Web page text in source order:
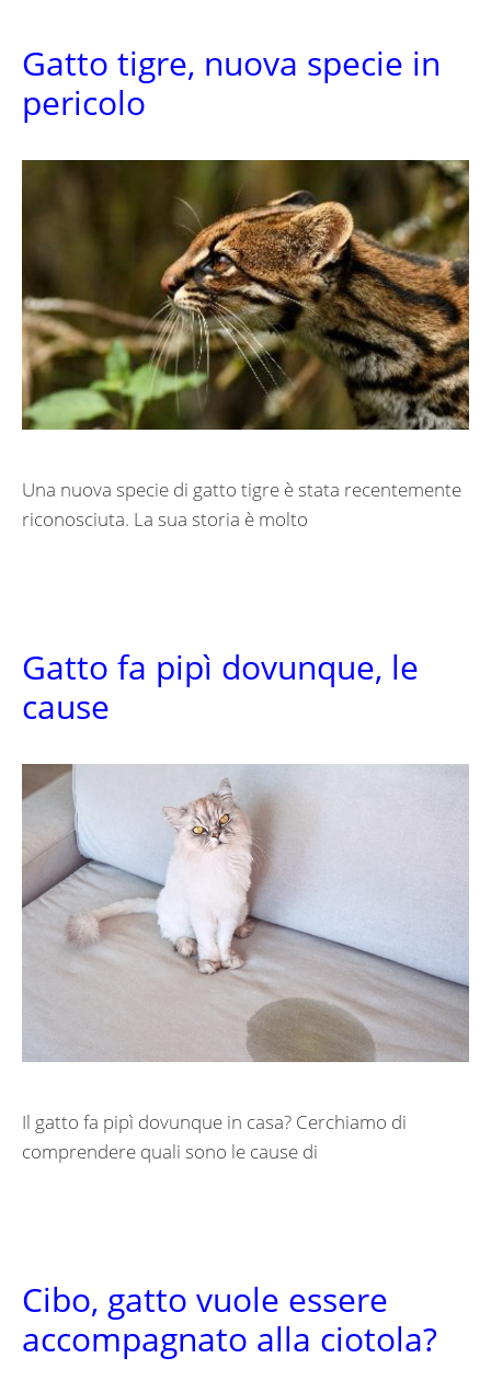
Gatto tigre, nuova specie in
pericolo
Una nuova specie di gatto tigre è stata recentemente
riconosciuta. La sua storia è molto
Gatto fa pipì dovunque, le
cause
Il gatto fa pipì dovunque in casa? Cerchiamo di
comprendere quali sono le cause di
Cibo, gatto vuole essere
accompagnato alla ciotola?